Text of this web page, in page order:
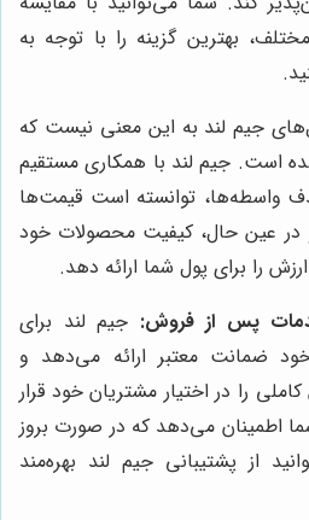
بهترین گزینه را با توجه به
جیم لند به این معنی نیست که
است. جیم لند با همکاری مستقیم
واسطه‌ها، توانسته است قیمت‌ها
در عین حال، کیفیت محصولات خود
را برای پول شما ارائه دهد.
پس از فروش: جیم لند برای
ضمانت معتبر ارائه می‌دهد و
را در اختیار مشتریان خود قرار
اطمینان می‌دهد که در صورت بروز
از پشتیبانی جیم لند بهره‌مند